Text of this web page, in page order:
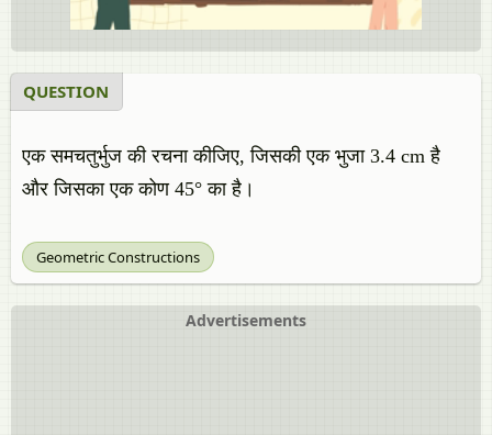
QUESTION
एक समचतुर्भुज की रचना कीजिए, जिसकी एक भुजा 3.4 cm है
और जिसका एक कोण 45° का है।
Geometric Constructions
Advertisements